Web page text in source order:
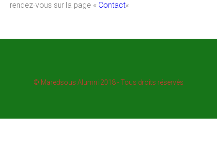
rendez-vous sur la page « Contact«
© Maredsous Alumni 2018 - Tous droits réservés